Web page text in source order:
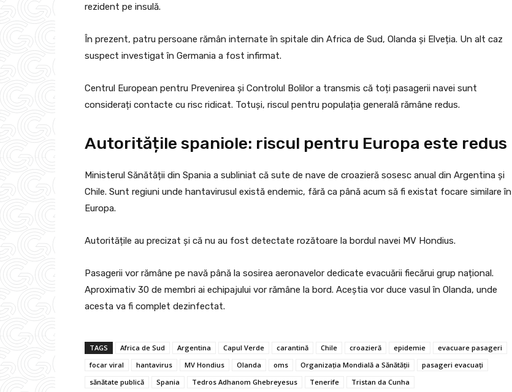
rezident pe insulă.
În prezent, patru persoane rămân internate în spitale din Africa de Sud, Olanda și Elveția. Un alt caz
suspect investigat în Germania a fost infirmat.
Centrul European pentru Prevenirea și Controlul Bolilor a transmis că toți pasagerii navei sunt
considerați contacte cu risc ridicat. Totuși, riscul pentru populația generală rămâne redus.
Autoritățile spaniole: riscul pentru Europa este redus
Ministerul Sănătății din Spania a subliniat că sute de nave de croazieră sosesc anual din Argentina și
Chile. Sunt regiuni unde hantavirusul există endemic, fără ca până acum să fi existat focare similare în
Europa.
Autoritățile au precizat și că nu au fost detectate rozătoare la bordul navei MV Hondius.
Pasagerii vor rămâne pe navă până la sosirea aeronavelor dedicate evacuării fiecărui grup național.
Aproximativ 30 de membri ai echipajului vor rămâne la bord. Aceștia vor duce vasul în Olanda, unde
acesta va fi complet dezinfectat.
TAGS Africa de Sud Argentina Capul Verde carantină Chile croazieră epidemie
evacuare pasageri
focar viral
hantavirus MV Hondius Olanda oms Organizația Mondială a Sănătății
pasageri evacuați
sănătate publică
Spania Tedros Adhanom Ghebreyesus Tenerife Tristan da Cunha